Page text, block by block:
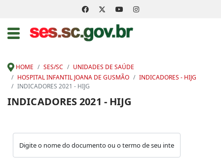
HOME SES/SC
UNIDADES DE SAÚDE
HOSPITAL INFANTIL JOANA DE GUSMÃO
INDICADORES - HIJG
INDICADORES 2021 - HIJG
INDICADORES 2021 - HIJG